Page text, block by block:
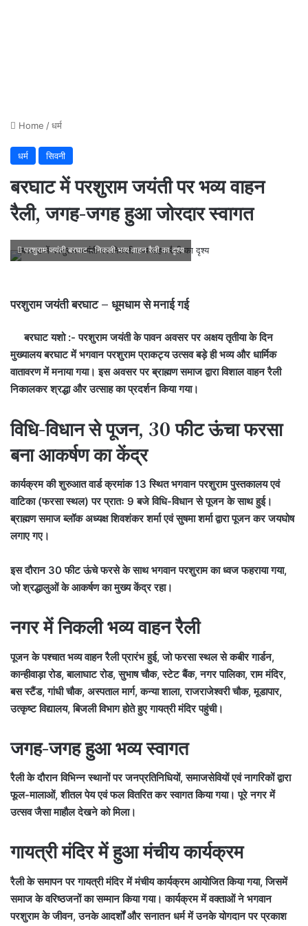
Home /धर्म
धर्म सिवनी
बरघाट में परशुराम जयंती पर भव्य वाहन
रैली, जगह-जगह हुआ जोरदार स्वागत
परशुराम जयंती बरघाट - निकली भव्य वाहन रैली का दृश्य
परशुराम जयंती बरघाट – धूमधाम से मनाई गई
बरघाट यशो :- परशुराम जयंती के पावन अवसर पर अक्षय तृतीया के दिन
मुख्यालय बरघाट में भगवान परशुराम प्राकट्य उत्सव बड़े ही भव्य और धार्मिक
वातावरण में मनाया गया। इस अवसर पर ब्राह्मण समाज द्वारा विशाल वाहन रैली
निकालकर श्रद्धा और उत्साह का प्रदर्शन किया गया।
विधि-विधान से पूजन, 30 फीट ऊंचा फरसा
बना आकर्षण का केंद्र
कार्यक्रम की शुरुआत वार्ड क्रमांक 13 स्थित भगवान परशुराम पुस्तकालय एवं
वाटिका (फरसा स्थल) पर प्रातः 9 बजे विधि-विधान से पूजन के साथ हुई।
ब्राह्मण समाज ब्लॉक अध्यक्ष शिवशंकर शर्मा एवं सुषमा शर्मा द्वारा पूजन कर जयघोष
लगाए गए।
इस दौरान 30 फीट ऊंचे फरसे के साथ भगवान परशुराम का ध्वज फहराया गया,
जो श्रद्धालुओं के आकर्षण का मुख्य केंद्र रहा।
नगर में निकली भव्य वाहन रैली
पूजन के पश्चात भव्य वाहन रैली प्रारंभ हुई, जो फरसा स्थल से कबीर गार्डन,
कान्हीवाड़ा रोड, बालाघाट रोड, सुभाष चौक, स्टेट बैंक, नगर पालिका, राम मंदिर,
बस स्टैंड, गांधी चौक, अस्पताल मार्ग, कन्या शाला, राजराजेश्वरी चौक, मूडापार,
उत्कृष्ट विद्यालय, बिजली विभाग होते हुए गायत्री मंदिर पहुंची।
जगह-जगह हुआ भव्य स्वागत
रैली के दौरान विभिन्न स्थानों पर जनप्रतिनिधियों, समाजसेवियों एवं नागरिकों द्वारा
फूल-मालाओं, शीतल पेय एवं फल वितरित कर स्वागत किया गया। पूरे नगर में
उत्सव जैसा माहौल देखने को मिला।
गायत्री मंदिर में हुआ मंचीय कार्यक्रम
रैली के समापन पर गायत्री मंदिर में मंचीय कार्यक्रम आयोजित किया गया, जिसमें
समाज के वरिष्ठजनों का सम्मान किया गया। कार्यक्रम में वक्ताओं ने भगवान
परशुराम के जीवन, उनके आदर्शों और सनातन धर्म में उनके योगदान पर प्रकाश